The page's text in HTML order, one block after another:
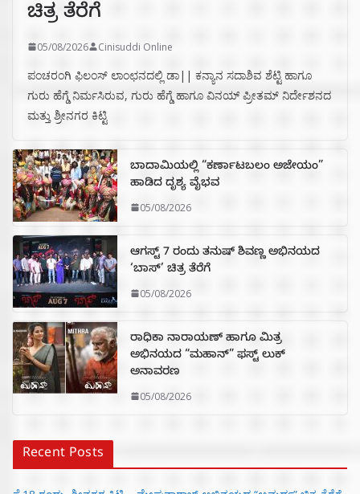
ಚಿತ್ರ ತೆರೆಗೆ
05/08/2026 Cinisuddi Online
ಪಂಚರಂಗಿ ಫಿಲಂಸ್ ಲಾಂಛನದಲ್ಲಿ ಡಾ|| ಕನ್ಯಾನ ಸದಾಶಿವ ಶೆಟ್ಟಿ ಹಾಗೂ
ಗುರು ಹೆಗ್ಡೆ ನಿರ್ಮಸಿರುವ, ಗುರು ಹೆಗ್ಡೆ ಹಾಗೂ ವಿನಯ್ ಪ್ರೀತಮ್ ನಿರ್ದೇಶನದ
ಮತ್ತು ಶ್ರೀನಗರ ಕಿಟ್ಟಿ
ಬಾದಾಮಿಯಲ್ಲಿ “ಕರ್ಣಾಟಬಲಂ ಅಜೇಯಂ”
ಹಾಡಿದ ದೃಶ್ಯ ವೈಭವ
05/08/2026
ಆಗಸ್ಟ್ 7 ರಂದು ತನುಷ್ ಶಿವಣ್ಣ ಅಭಿನಯದ
‘ಬಾಸ್’ ಚಿತ್ರ ತೆರೆಗೆ
05/08/2026
ರಾಧಿಕಾ ನಾರಾಯಣ್ ಹಾಗೂ ಮಿತ್ರ
ಅಭಿನಯದ “ಮಹಾನ್” ಫಸ್ಟ್ ಲುಕ್
ಅನಾವರಣ
05/08/2026
Recent Posts